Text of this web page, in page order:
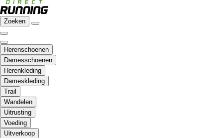
Zoeken
Herenschoenen
Damesschoenen
Herenkleding
Dameskleding
Trail
Wandelen
Uitrusting
Voeding
Uitverkoop